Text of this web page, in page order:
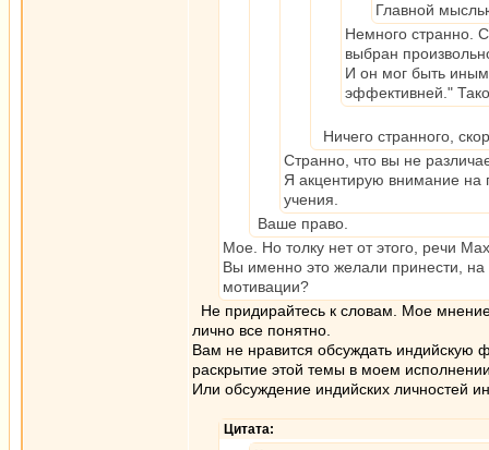
Главной
Немного странно.
выбран
И он мог быть
эффективней."
Ничего странного,
Странно, что вы не
Я акцентирую внимание на
учения.
Ваше право.
Мое. Но толку нет от этого, речи
Вы именно это желали принести,
мотивации?
Не придирайтесь к словам. Мое
лично все понятно.
Вам не нравится обсуждать
раскрытие этой темы в моем
Или обсуждение индийских личностей
Цитата: